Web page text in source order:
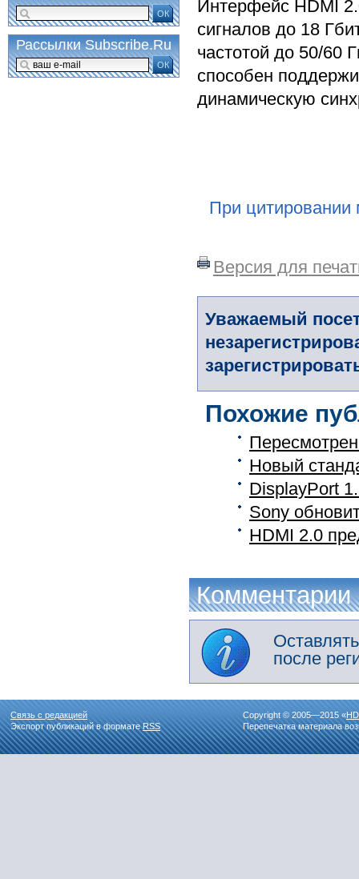
Интерфейс HDMI
сигналов до 18
частотой до 50/60
способен
динамическую
При цитировании
Версия для
Уважаемый
Похожие
Новый
DisplayPort
Sony
HDMI 2.0
Комментарии
после
ОК
Рассылки Subscribe.Ru
ОК
Связь с редакцией
Экспорт публикаций в форматеRSS
Copyright © 2005—2015 «
Перепечатка материала